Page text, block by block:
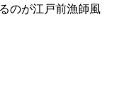
のが江戸前漁師風